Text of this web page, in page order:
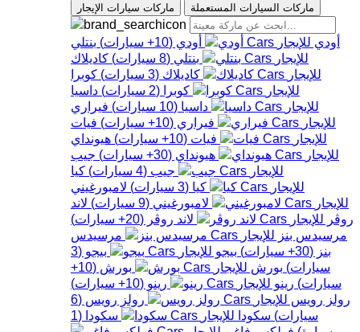
ماركات سيارات الإيجار ماركات السيارات المستعملة
أودي أودي (
10+ سيارات) بنتلي
بنتلي (
8 سيارات) كاديلاك
كاديلاك (
3 سيارات) كوبرا
كوبرا (
2 سيارات) داسيا
داسيا (
10 سيارات) فيراري
فيراري (
10+ سيارات) فيات
فيات (
10+ سيارات) هيونداي
هيونداي (
30+ سيارات) جيب
جيب (
4 سيارات) كيا
كيا (
3 سيارات) لامبورغيني
لامبورغيني (
9 سيارات) لاند
روڤر
لاند روڤر (
20+ سيارات)
مرسيدس بنز
مرسيدس
بنز (
30+ سيارات) بيجو بيجو (
3
سيارات) بورش بورش (
10+
سيارات) رينو رينو (
10+ سيارات)
رولز رويس
رولز رويس (
6
سيارات) سكودا سكودا (
1